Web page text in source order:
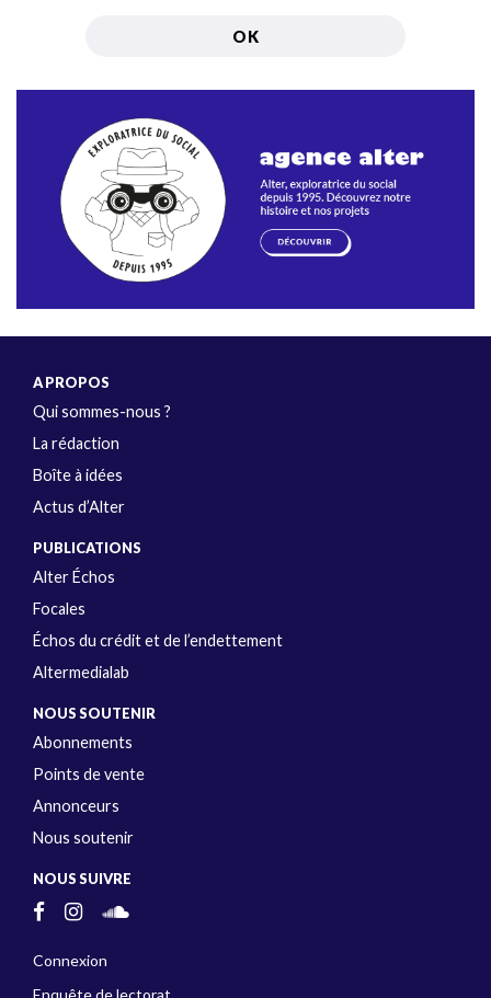
A PROPOS
Qui sommes-nous ?
La rédaction
Boîte à idées
Actus d’Alter
PUBLICATIONS
Alter Échos
Focales
Échos du crédit et de l’endettement
Altermedialab
NOUS SOUTENIR
Abonnements
Points de vente
Annonceurs
Nous soutenir
NOUS SUIVRE
Connexion